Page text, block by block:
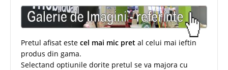
Pretul afisat este cel mai mic pret al celui mai ieftin
produs din gama.
Selectand optiunile dorite pretul se va majora cu